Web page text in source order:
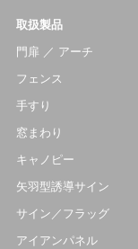
取扱製品
門扉 ／ アーチ
フェンス
手すり
窓まわり
キャノピー
矢羽型誘導サイン
サイン／フラッグ
アイアンパネル